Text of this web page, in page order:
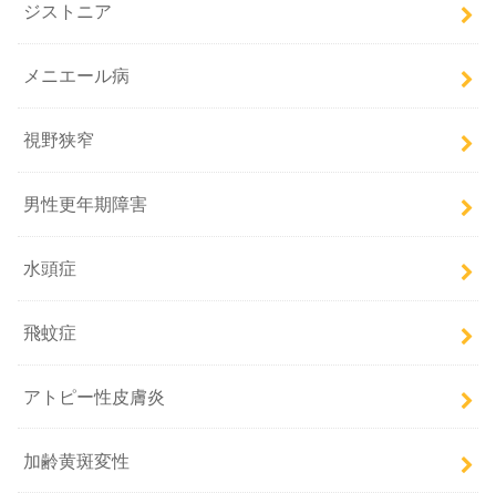
ジストニア
メニエール病
視野狭窄
男性更年期障害
水頭症
飛蚊症
アトピー性皮膚炎
加齢黄斑変性